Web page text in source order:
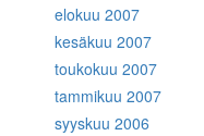
elokuu 2007
kesäkuu 2007
toukokuu 2007
tammikuu 2007
syyskuu 2006